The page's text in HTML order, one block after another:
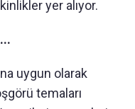
yer alıyor.
uygun olarak
temaları